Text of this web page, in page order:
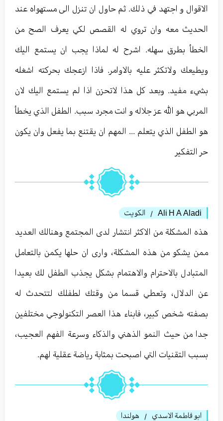
الاقوال و اجتهد في ذلك. ثم حاول ان تنزل الى مستهواه عند
الحديث معه وان تروي له القصص لكي يعرف الصح من
الخطأ بطرق سهله. اشرح له لماذا يجب ان يستمع اليك
ويطيعك ولاتكثر عليه بالاوامر. فاذا ازعجك بحركته اشغله
بشيء مفيد. وبعد كل هذا لاتحزن اذا لم يستمع اليك لان
المربي هو الله عز جلاله و انت مجرد سبب. الطفل الذي يخطأ
هو الطفل الذي يتعلم ... المهم ان يقتنع بما يفعل وان يكون
حر التفكير
Ali H A Aladi
/ الكويت
هذه المشكلة من الاكثر انتشار لدى المجتمع وهنالك العديد
ممن يشكو من هذه المشكلة، وارى ان حلها يكمن بالتعامل
المتبادل بالاحترام والاهتمام بشكل يجذب الطفل لك بعيدا
عن الدلال، وتعطي قسما من وقتك لطفلك لتتحدث له
بصفته شخص كبير، فابناء هذا العصر التكنولوجي مختلفين
جدا من حيث النمو الذهني والذكاء وسرعة الفهم العجيب،
بسبب التقنيات التي اصبحت بمثابة رياضة عقلية لهم.
ابو فاطمة اﻻسدي / هولندا